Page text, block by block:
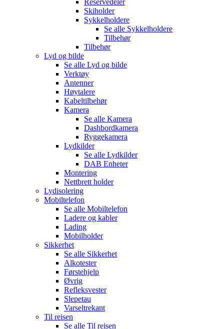
Skiholder
Sykkelholdere
Se alle Sykkelholdere
Tilbehør
Tilbehør
Lyd og bilde
Se alle Lyd og bilde
Verktøy
Antenner
Høytalere
Kabeltilbehør
Kamera
Se alle Kamera
Dashbordkamera
Ryggekamera
Lydkilder
Se alle Lydkilder
DAB Enheter
Montering
Nettbrett holder
Lydisolering
Mobiltelefon
Se alle Mobiltelefon
Ladere og kabler
Lading
Mobilholder
Sikkerhet
Se alle Sikkerhet
Alkotester
Førstehjelp
Øvrig
Refleksvester
Slepetau
Varseltrekant
Til reisen
Se alle Til reisen